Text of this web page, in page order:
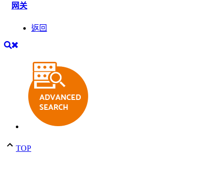
网关
返回
TOP